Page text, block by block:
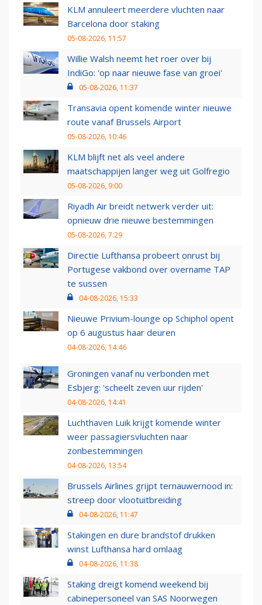
KLM annuleert meerdere vluchten naar
Barcelona door staking
05-08-2026, 11:57
Willie Walsh neemt het roer over bij
IndiGo: 'op naar nieuwe fase van groei'
05-08-2026, 11:37
Transavia opent komende winter nieuwe
route vanaf Brussels Airport
05-08-2026, 10:46
KLM blijft net als veel andere
maatschappijen langer weg uit Golfregio
05-08-2026, 9:00
Riyadh Air breidt netwerk verder uit:
opnieuw drie nieuwe bestemmingen
05-08-2026, 7:29
Directie Lufthansa probeert onrust bij
Portugese vakbond over overname TAP
te sussen
04-08-2026, 15:33
Nieuwe Privium-lounge op Schiphol opent
op 6 augustus haar deuren
04-08-2026, 14:46
Groningen vanaf nu verbonden met
Esbjerg: 'scheelt zeven uur rijden'
04-08-2026, 14:41
Luchthaven Luik krijgt komende winter
weer passagiersvluchten naar
zonbestemmingen
04-08-2026, 13:54
Brussels Airlines grijpt ternauwernood in:
streep door vlootuitbreiding
04-08-2026, 11:47
Stakingen en dure brandstof drukken
winst Lufthansa hard omlaag
04-08-2026, 11:38
Staking dreigt komend weekend bij
cabinepersoneel van SAS Noorwegen